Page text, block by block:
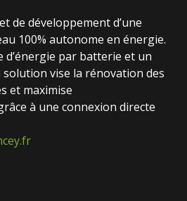
de développement d’une
100% autonome en énergie.
par batterie et un
vise la rénovation des
et maximise
à une connexion directe